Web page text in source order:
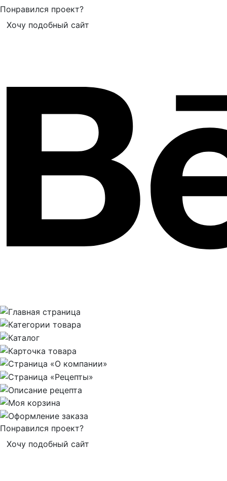
Понравился проект?
Хочу подобный сайт
Понравился проект?
Хочу подобный сайт